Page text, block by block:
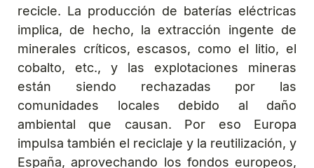
recicle. La producción de baterías eléctricas
implica, de hecho, la extracción ingente de
minerales críticos, escasos, como el litio, el
cobalto, etc., y las explotaciones mineras
están siendo rechazadas por las
comunidades locales debido al daño
ambiental que causan. Por eso Europa
impulsa también el reciclaje y la reutilización, y
España, aprovechando los fondos europeos,